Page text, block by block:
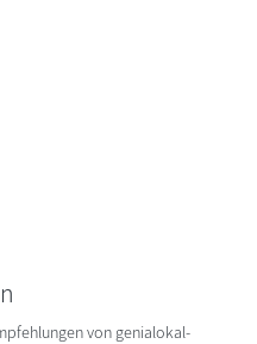
von genialokal-